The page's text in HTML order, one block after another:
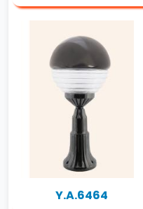
Y.A.6464